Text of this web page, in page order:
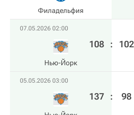
Филадельфия
07.05.2026 02:00
Нью-Йорк
108 : 102
05.05.2026 03:00
137 : 98